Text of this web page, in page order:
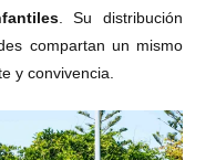
. Su distribución
compartan un mismo
y convivencia.